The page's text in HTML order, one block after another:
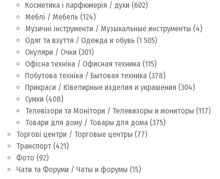
Косметика і парфюмерія / духи (602)
Меблі / Мебель (124)
Музичні інструменти / Музыкальные инструменты (4)
Одяг та взуття / Одежда и обувь (1 505)
Окуляри / Очки (301)
Офісна техніка / Офисная техника (115)
Побутова техніка / Бытовая техника (378)
Прикраси / Ювелирные изделия и украшения (304)
Сумки (408)
Телевізори та Монітори / Телевизоры и мониторы (117)
Товари для дому / Товары для дома (375)
Торгові центри / Торговые центры (77)
Транспорт (421)
Фото (92)
Чати та Форуми / Чаты и форумы (15)